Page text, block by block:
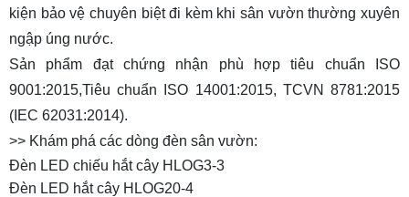
kiện bảo vệ chuyên biệt đi kèm khi sân vườn thường xuyên
ngập úng nước.
Sản phẩm đạt chứng nhận phù hợp tiêu chuẩn ISO
9001:2015,Tiêu chuẩn ISO 14001:2015, TCVN 8781:2015
(IEC 62031:2014).
>> Khám phá các dòng đèn sân vườn:
Đèn LED chiếu hắt cây HLOG3-3
Đèn LED hắt cây HLOG20-4